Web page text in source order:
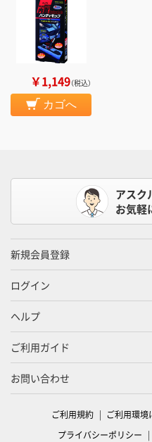
￥1,149（税込）
カゴへ
アスク
お気軽
新規会員登録
ログイン
ヘルプ
ご利用ガイド
お問い合わせ
ご利用規約 ご利用環境
プライバシーポリシー